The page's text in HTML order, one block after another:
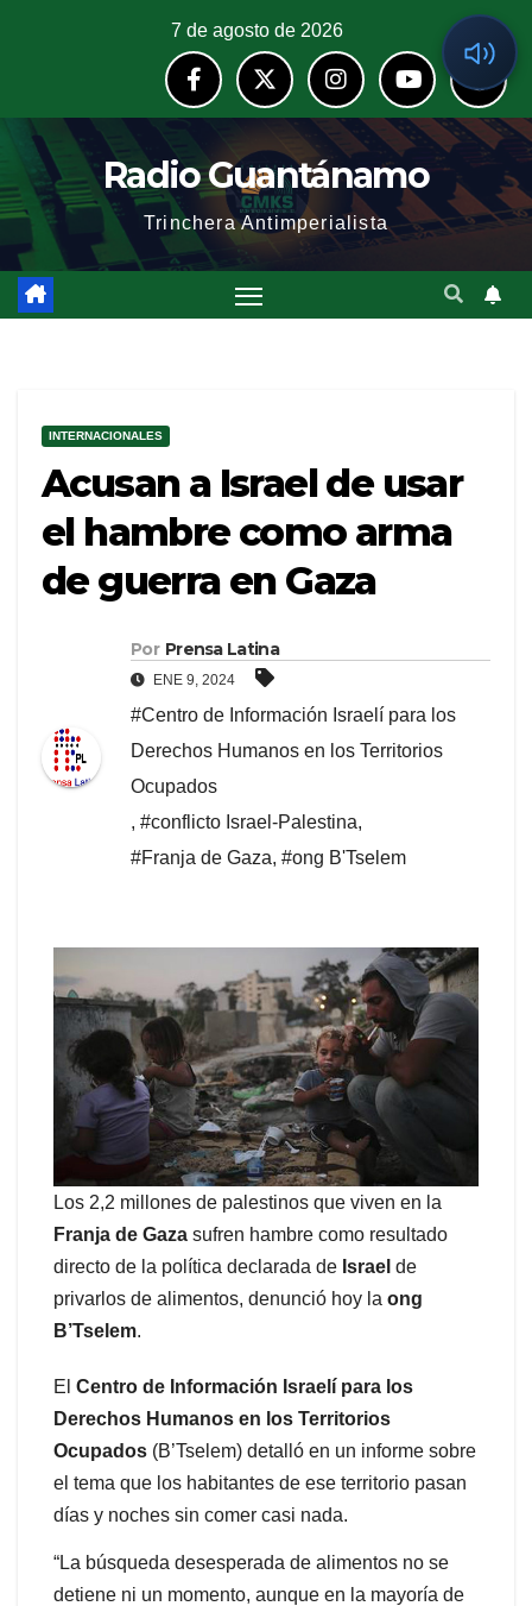
7 de agosto de 2026
Radio Guantánamo
Trinchera Antimperialista
INTERNACIONALES
Acusan a Israel de usar
el hambre como arma
de guerra en Gaza
Por Prensa Latina
ENE 9, 2024
#Centro de Información Israelí para los
Derechos Humanos en los Territorios
Ocupados
, #conflicto Israel-Palestina,
#Franja de Gaza, #ong B'Tselem
Los 2,2 millones de palestinos que viven en la
Franja de Gaza sufren hambre como resultado
directo de la política declarada de Israel de
privarlos de alimentos, denunció hoy la ong
B’Tselem.
El Centro de Información Israelí para los
Derechos Humanos en los Territorios
Ocupados (B’Tselem) detalló en un informe sobre
el tema que los habitantes de ese territorio pasan
días y noches sin comer casi nada.
“La búsqueda desesperada de alimentos no se
detiene ni un momento, aunque en la mayoría de